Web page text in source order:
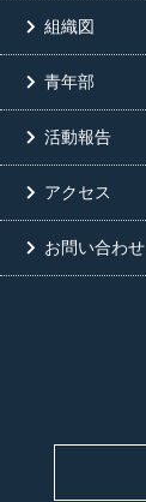
組織図
青年部
活動報告
アクセス
お問い合わせ